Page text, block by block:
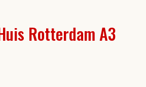
Rotterdam A3